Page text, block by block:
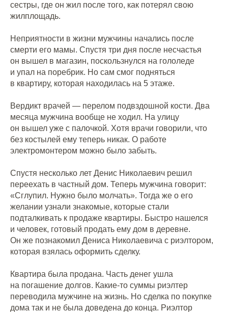
сестры, где он жил после того, как потерял свою
жилплощадь.
Неприятности в жизни мужчины начались после
смерти его мамы. Спустя три дня после несчастья
он вышел в магазин, поскользнулся на гололеде
и упал на поребрик. Но сам смог подняться
в квартиру, которая находилась на 5 этаже.
Вердикт врачей — перелом подвздошной кости. Два
месяца мужчина вообще не ходил. На улицу
он вышел уже с палочкой. Хотя врачи говорили, что
без костылей ему теперь никак. О работе
электромонтером можно было забыть.
Спустя несколько лет Денис Николаевич решил
переехать в частный дом. Теперь мужчина говорит:
«Сглупил. Нужно было молчать». Тогда же о его
желании узнали знакомые, которые стали
подталкивать к продаже квартиры. Быстро нашелся
и человек, готовый продать ему дом в деревне.
Он же познакомил Дениса Николаевича с риэлтором,
которая взялась оформить сделку.
Квартира была продана. Часть денег ушла
на погашение долгов. Какие-то суммы риэлтер
переводила мужчине на жизнь. Но сделка по покупке
дома так и не была доведена до конца. Риэлтор